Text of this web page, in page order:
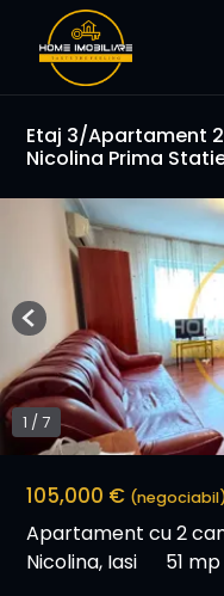
Etaj 3/Apartament
Nicolina Prima
105,000 €
Apartament cu 2
Nicolina, Iasi
51 mp
1 /7
Previous